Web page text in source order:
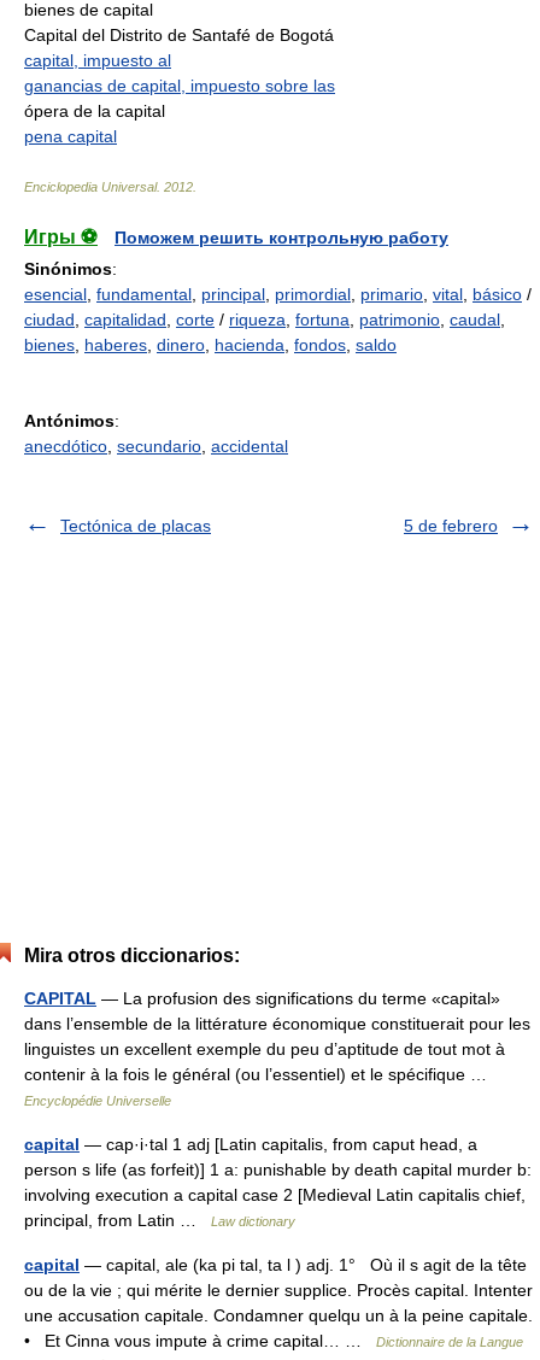
bienes de capital
Capital del Distrito de Santafé de Bogotá
capital, impuesto al
ganancias de capital, impuesto sobre las
ópera de la capital
pena capital
Enciclopedia Universal. 2012
Игры ⚽
Поможем решить контрольную работу
Sinónimos:
esencial fundamental principal primordial primario vital básico /
ciudad capitalidad corte / riqueza fortuna patrimonio caudal
bienes haberes dinero hacienda fondos saldo
Antónimos:
anecdótico secundario accidental
Tectónica de placas 5 de febrero
Mira otros diccionarios:
CAPITAL — La profusion des significations du terme «capital»
dans l’ensemble de la littérature économique constituerait pour les
linguistes un excellent exemple du peu d’aptitude de tout mot à
contenir à la fois le général (ou l’essentiel) et le spécifique …
Encyclopédie Universelle
capital — cap·i·tal 1 adj [Latin capitalis, from caput head, a
person s life (as forfeit)] 1 a: punishable by death capital murder b:
involving execution a capital case 2 [Medieval Latin capitalis chief,
principal, from Latin …
Law dictionary
capital — capital, ale (ka pi tal, ta l ) adj. 1° Où il s agit de la tête
ou de la vie ; qui mérite le dernier supplice. Procès capital. Intenter
une accusation capitale. Condamner quelqu un à la peine capitale.
• Et Cinna vous impute à crime capital… …
Dictionnaire de la Langue